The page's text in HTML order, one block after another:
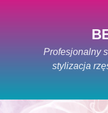
Profesjonalny
stylizacja